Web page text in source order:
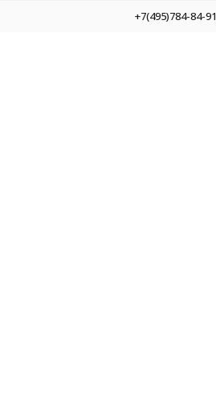
+7(495)784-84-91